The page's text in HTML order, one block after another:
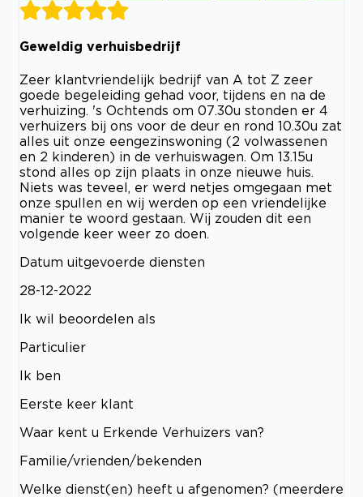
Geweldig verhuisbedrijf
Zeer klantvriendelijk bedrijf van A tot Z zeer
goede begeleiding gehad voor, tijdens en na de
verhuizing. 's Ochtends om 07.30u stonden er 4
verhuizers bij ons voor de deur en rond 10.30u zat
alles uit onze eengezinswoning (2 volwassenen
en 2 kinderen) in de verhuiswagen. Om 13.15u
stond alles op zijn plaats in onze nieuwe huis.
Niets was teveel, er werd netjes omgegaan met
onze spullen en wij werden op een vriendelijke
manier te woord gestaan. Wij zouden dit een
volgende keer weer zo doen.
Datum uitgevoerde diensten
28-12-2022
Ik wil beoordelen als
Particulier
Ik ben
Eerste keer klant
Waar kent u Erkende Verhuizers van?
Familie/vrienden/bekenden
Welke dienst(en) heeft u afgenomen? (meerdere